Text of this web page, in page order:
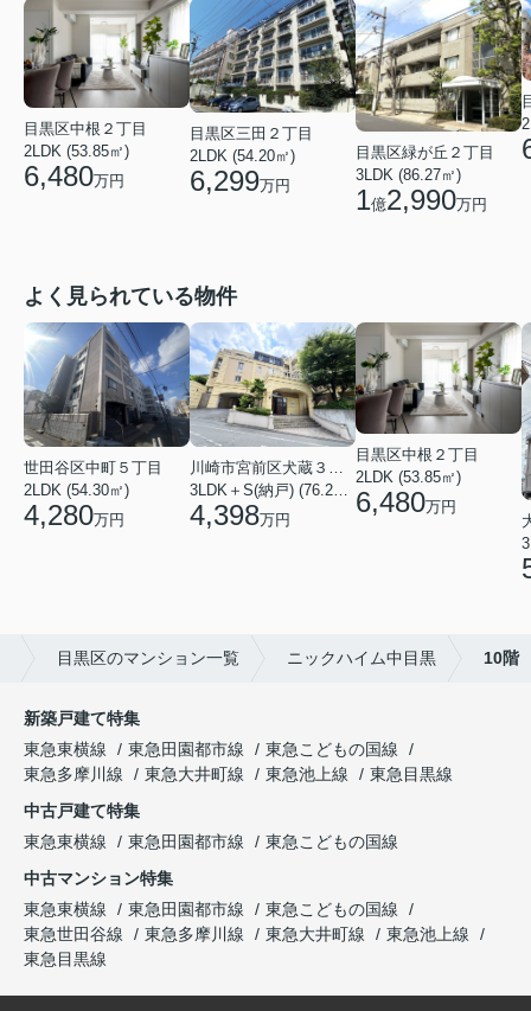
目黒区中根２丁目
2LDK (53.85㎡)
6,480万円
目黒区三田２丁目
2LDK (54.20㎡)
6,299万円
目黒区緑が丘２丁目
3LDK (86.27㎡)
1億2,990万円
よく見られている物件
世田谷区中町５丁目
2LDK (54.30㎡)
4,280万円
川崎市宮前区犬蔵３丁目
3LDK＋S(納戸) (76.20㎡)
4,398万円
目黒区中根２丁目
2LDK (53.85㎡)
6,480万円
目黒区のマンション一覧 ニックハイム中目黒 10階
新築戸建て特集
東急東横線
東急田園都市線
東急こどもの国線
東急多摩川線
東急大井町線 東急池上線
東急目黒線
中古戸建て特集
東急東横線
東急田園都市線
東急こどもの国線
中古マンション特集
東急東横線
東急田園都市線
東急こどもの国線
東急世田谷線
東急多摩川線 東急大井町線
東急池上線
東急目黒線